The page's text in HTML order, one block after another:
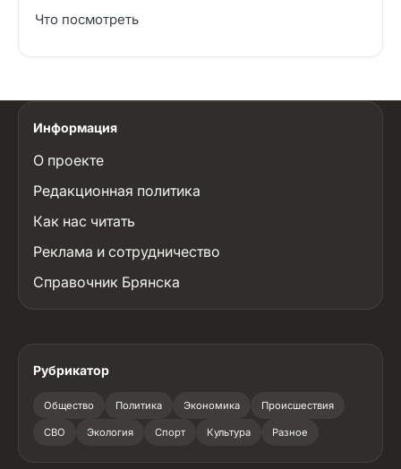
Что посмотреть
Информация
О проекте
Редакционная политика
Как нас читать
Реклама и сотрудничество
Справочник Брянска
Рубрикатор
Общество Политика Экономика Происшествия
СВО Экология Спорт Культура Разное